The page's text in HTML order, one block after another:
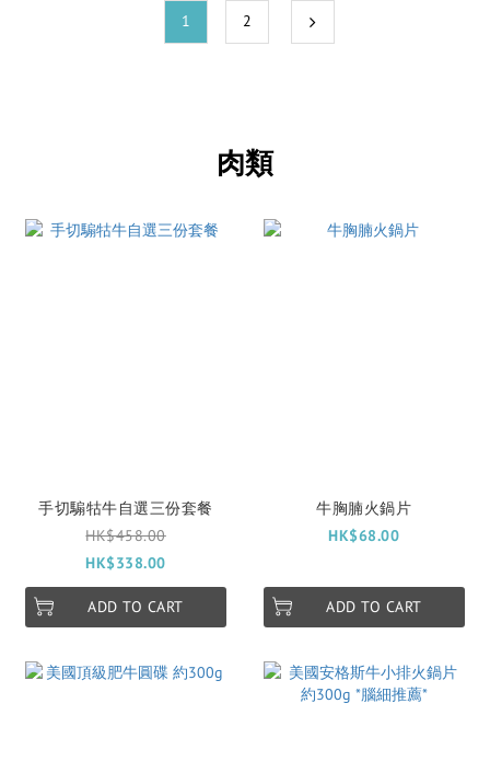
1 2
肉類
手切騸牯牛自選三份套餐
HK$458.00
HK$338.00
ADD TO CART
牛胸腩火鍋片
HK$68.00
ADD TO CART